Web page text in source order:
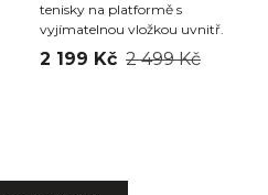
tenisky na platformě s
vyjímatelnou vložkou uvnitř.
2 199 Kč 2 499 Kč